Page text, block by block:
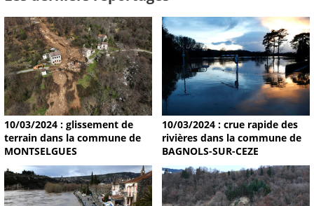
10/03/2024 : glissement de
terrain dans la commune de
MONTSELGUES
10/03/2024 : crue rapide des
rivières dans la commune de
BAGNOLS-SUR-CEZE